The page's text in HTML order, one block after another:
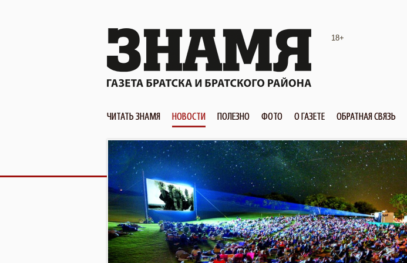
18+
ЧИТАТЬ ЗНАМЯ НОВОСТИ ПОЛЕЗНО ФОТО О ГАЗЕТЕ ОБРАТНАЯ СВЯЗЬ